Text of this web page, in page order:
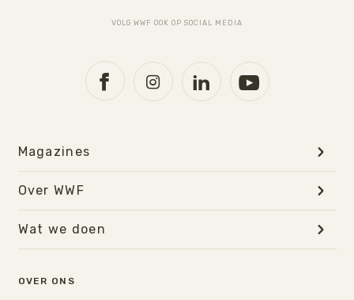
VOLG WWF OOK OP SOCIAL MEDIA
OVER ONS
Magazines
Over WWF
Wat we doen